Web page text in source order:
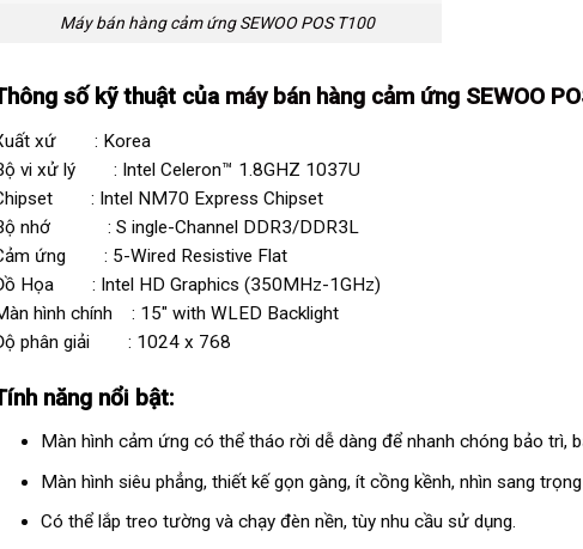
Máy bán hàng cảm ứng SEWOO POS T100
số kỹ thuật của máy bán hàng cảm ứng SEWOO
xứ : Korea
vi xử lý : Intel Celeron™ 1.8GHZ 1037U
: Intel NM70 Express Chipset
nhớ : S ingle-Channel DDR3/DDR3L
ứng : 5-Wired Resistive Flat
Họa : Intel HD Graphics (350MHz-1GHz)
hình chính : 15″ with WLED Backlight
phân giải : 1024 x 768
năng nổi bật:
Màn hình cảm ứng có thể tháo rời dễ dàng để nhanh chóng bảo trì,
Màn hình siêu phẳng, thiết kế gọn gàng, ít cồng kềnh, nhìn sang
Có thể lắp treo tường và chạy đèn nền, tùy nhu cầu sử dụng.